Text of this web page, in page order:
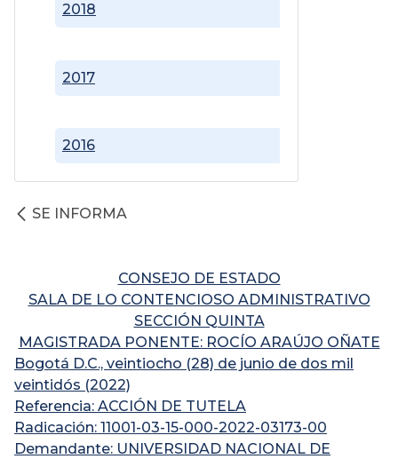
2016
2017
2018
SE INFORMA
CONSEJO DE ESTADO
SALA DE LO CONTENCIOSO ADMINISTRATIVO
SECCIÓN QUINTA
MAGISTRADA PONENTE: ROCÍO ARAÚJO OÑATE
Bogotá D.C., veintiocho (28) de junio de dos mil
veintidós (2022)
Referencia: ACCIÓN DE TUTELA
Radicación: 11001-03-15-000-2022-03173-00
Demandante: UNIVERSIDAD NACIONAL DE